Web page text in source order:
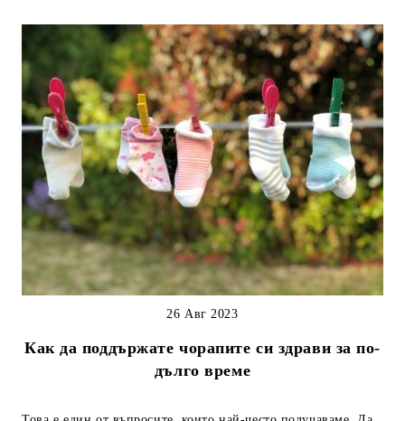
Как да поддържате чорапите си здрави за по-
дълго време
26 Авг 2023